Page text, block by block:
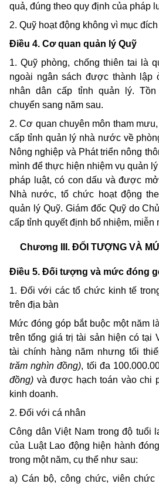
quả, đúng theo quy định của pháp
2. Quỹ hoạt động không vì mục
Điều 4. Cơ quan quản lý Quỹ
1. Quỹ phòng, chống thiên tai là
ngoài ngân sách được thành lập
nhân dân cấp tỉnh quản lý.
chuyển sang năm sau.
2. Cơ quan chuyên môn tham
cấp tỉnh quản lý nhà nước về
Nông nghiệp và Phát triển nông
mình để thực hiện nhiệm vụ quản
pháp luật, có con dấu và được
Nhà nước, tổ chức hoạt động
quản lý Quỹ. Giám đốc Quỹ do
cấp tỉnh quyết định bổ nhiệm, miễn
Chương III. ĐỐI TƯỢNG VÀ
Điều 5. Đối tượng và mức đóng
1. Đối với các tổ chức kinh tế
trên địa bàn
Mức đóng góp bắt buộc một năm là
trên tổng giá trị tài sản hiện có tại
tài chính hàng năm nhưng tối
trăm nghìn đồng), tối đa
đồng) và được hạch toán vào chi
kinh doanh.
2. Đối với cá nhân
Công dân Việt Namtrong độ tuổi
của Luật Lao động hiện hành
trong một năm, cụ thể như sau:
a) Cán bộ, công chức, viên